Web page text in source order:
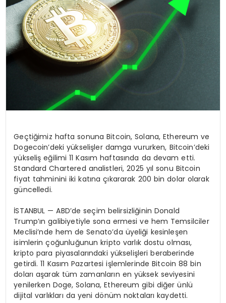
Geçtiğimiz hafta sonuna Bitcoin, Solana, Ethereum ve
Dogecoin’deki yükselişler damga vururken, Bitcoin’deki
yükseliş eğilimi 11 Kasım haftasında da devam etti.
Standard Chartered analistleri, 2025 yıl sonu Bitcoin
fiyat tahminini iki katına çıkararak 200 bin dolar olarak
güncelledi.
İSTANBUL — ABD’de seçim belirsizliğinin Donald
Trump’ın galibiyetiyle sona ermesi ve hem Temsilciler
Meclisi’nde hem de Senato’da üyeliği kesinleşen
isimlerin çoğunluğunun kripto varlık dostu olması,
kripto para piyasalarındaki yükselişleri beraberinde
getirdi. 11 Kasım Pazartesi işlemlerinde Bitcoin 88 bin
doları aşarak tüm zamanların en yüksek seviyesini
yenilerken Doge, Solana, Ethereum gibi diğer ünlü
dijital varlıkları da yeni dönüm noktaları kaydetti.